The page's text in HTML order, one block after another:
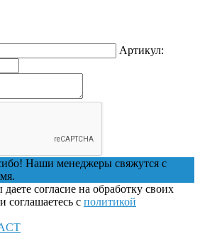
Артикул:
Наши менеджеры свяжутся с
согласие на обработку своих
соглашаетесь с политикой